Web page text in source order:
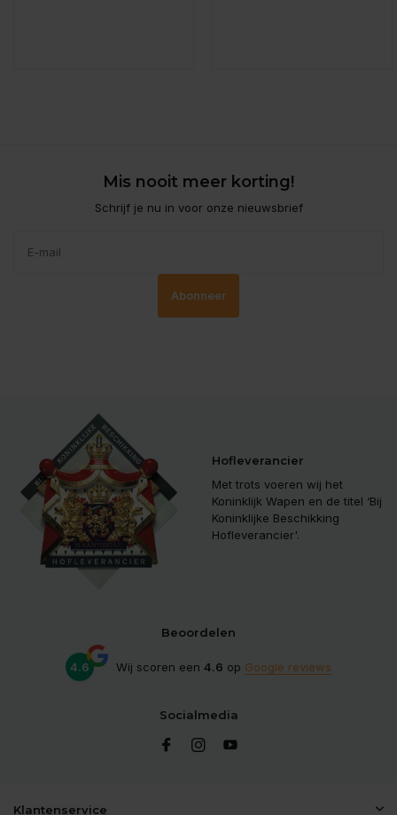
Mis nooit meer korting!
Schrijf je nu in voor onze nieuwsbrief
Abonneer
Hofleverancier
Met trots voeren wij het
Koninklijk Wapen en de titel ‘Bij
Koninklijke Beschikking
Hofleverancier'.
Beoordelen
4.6 Wij scoren een 4.6 op Google reviews
Socialmedia
Klantenservice